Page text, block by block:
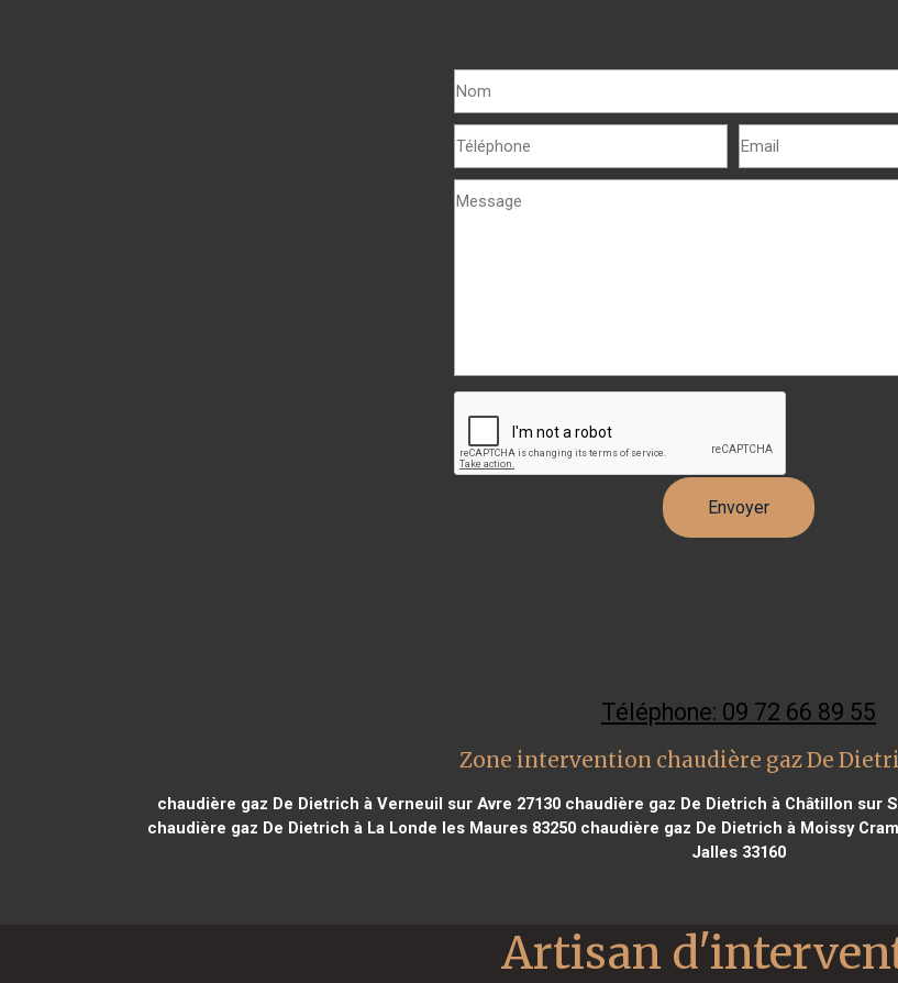
Téléphone: 09 72 66 89 55
Zone intervention chaudière gaz De
chaudière gaz De Dietrich à Verneuil sur Avre 27130chaudière gaz De Dietrich à Châtillon sur
chaudière gaz De Dietrich à La Londe les Maures 83250 chaudière gaz De Dietrich à Moissy
Jalles 33160
Artisan